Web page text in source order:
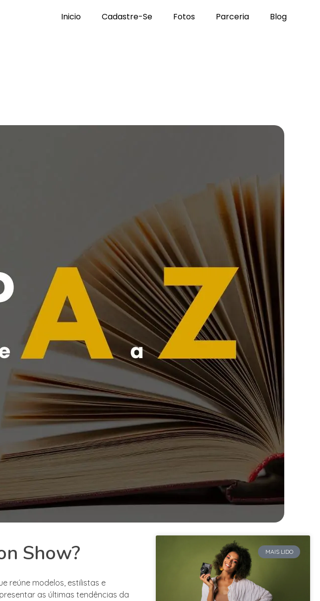
Inicio Cadastre-Se Fotos Parceria Blog
Show?
reúne modelos, estilistas e
as últimas tendências da
MAIS LIDO